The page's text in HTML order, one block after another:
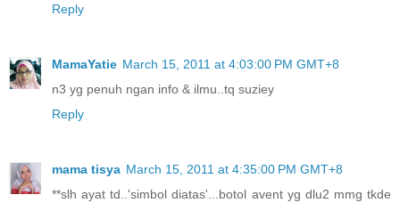
Reply
MamaYatie March 15, 2011 at 4:03:00 PM GMT+8
n3 yg penuh ngan info & ilmu..tq suziey
Reply
mama tisya March 15, 2011 at 4:35:00 PM GMT+8
**slh ayat td..'simbol diatas'...botol avent yg dlu2 mmg tkde